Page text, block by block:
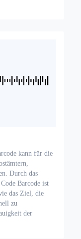
kann für die
Durch das
Barcode ist
das Ziel, die
zu
der